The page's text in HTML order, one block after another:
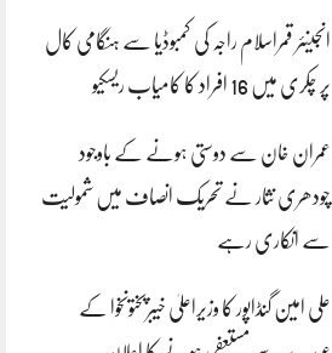
انجینئر قمراسلام راجہ کی کمبوڈیا سے ہنگامی کال
پر چکری میں 16 افراد کا کامیاب ریسکیو
عمران خان سے دوستی ہونے کے باوجود
چودھری نثار نے تحریک انصاف میں شمولیت
سے انکاری رہے
علی امین گنڈاپور کا وزیراعلیٰ خیبرپختونخوا کے